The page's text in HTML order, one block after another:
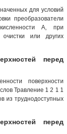
для условий
преобразователи
А, при
очистки или других
перед
поверхности
Травление 1 2 1 1
из труднодоступных
перед